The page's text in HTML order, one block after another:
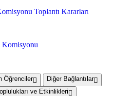
Toplantı Kararları
Komisyonu
Öğrenciler
Diğer Bağlantılar
ve Etkinlikleri